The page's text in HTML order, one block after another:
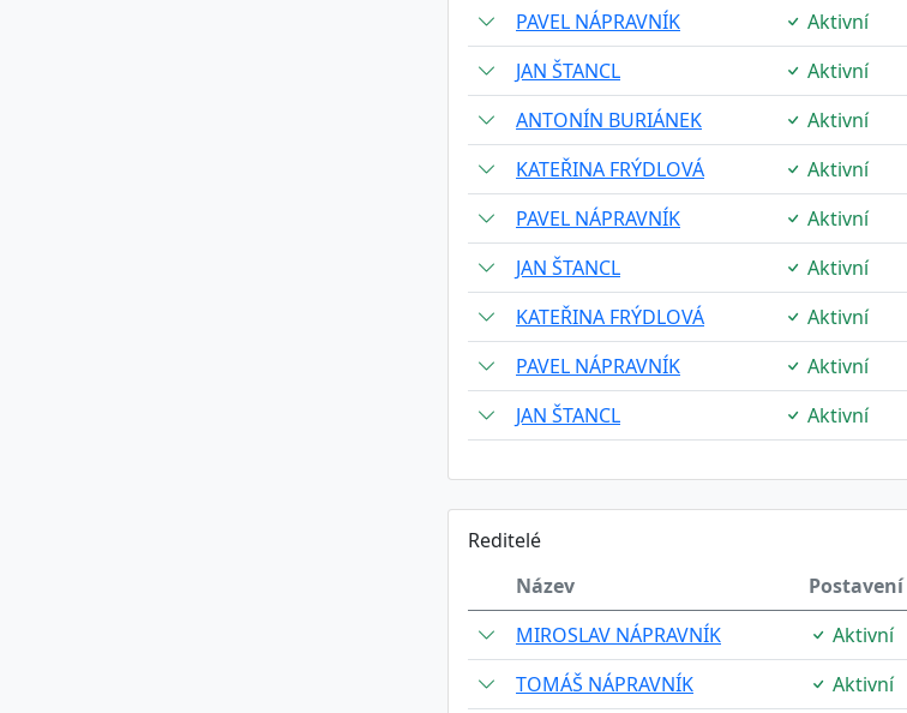
PAVEL NÁPRAVNÍK
Aktivní
JAN ŠTANCL
Aktivní
ANTONÍN BURIÁNEK
Aktivní
KATEŘINA FRÝDLOVÁ
Aktivní
PAVEL NÁPRAVNÍK
Aktivní
JAN ŠTANCL
Aktivní
KATEŘINA FRÝDLOVÁ
Aktivní
PAVEL NÁPRAVNÍK
Aktivní
JAN ŠTANCL
Aktivní
Reditelé
Název
Postavení
MIROSLAV NÁPRAVNÍK
Aktivní
TOMÁŠ NÁPRAVNÍK
Aktivní